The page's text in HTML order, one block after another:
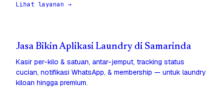
Lihat layanan →
Jasa Bikin Aplikasi Laundry di Samarinda
Kasir per-kilo & satuan, antar-jemput, tracking status
cucian, notifikasi WhatsApp, & membership — untuk laundry
kiloan hingga premium.